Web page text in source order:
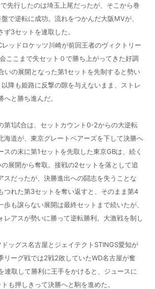
先行したのは埼玉上尾だったが、そこから巻
で逆転に成功。流れをつかんだ大阪MVが、
3セットを連取した。
ッドロケッツ川崎が前回王者のヴィクトリー
ここまで失セット０で勝ち上がってきた好調
いの展開となった第1セットを先制すると勢い
降も姫路に反撃の隙を与えないまま、ストレ
と勝ち進んだ。
第1試合は、セットカウント0-2からの大逆転
海道が、東京グレートベアーズを下して決勝へ
スの末に第1セットを先取した東京GBは、続く
展開から奪取。接戦の2セットを落として追
スだったが、決勝進出への闘志を失うことな
つれた第3セットを奪い返すと、そのまま第4
歩も譲らない展開は最終セットまで続いたが、
レアスが勢いに勝って逆転勝利。大激戦を制し
ッグス名古屋とジェイテクトSTINGS愛知が
リーグ戦では2戦2敗していたWD名古屋が奮
連取して勝利に王手をかけると、ジュースに
も押しきって決勝へと駒を進めた。